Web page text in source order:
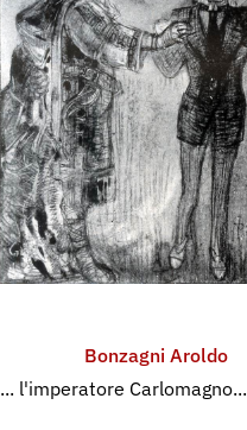
Bonzagni Aroldo
... l'imperatore Carlomagno...